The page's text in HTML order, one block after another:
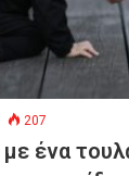
207
ένα